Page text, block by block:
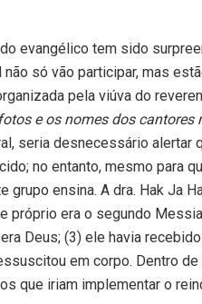
evangélico tem sido
só vão participar, mas
pela viúva do
e os nomes dos
seria desnecessário
no entanto, mesmo para
grupo ensina. A dra. Hak Ja
próprio era o segundo
Deus; (3) ele havia
em corpo. Dentro
que iriam implementar o